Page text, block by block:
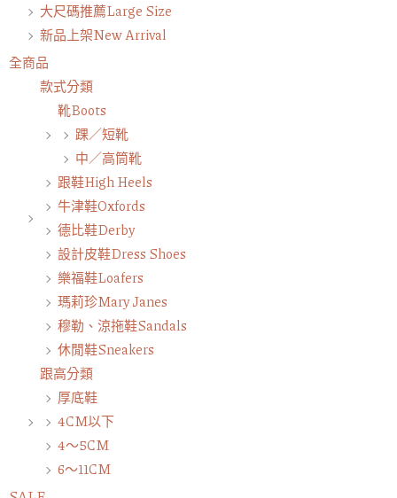
大尺碼推薦Large Size
新品上架New Arrival
全商品
款式分類
靴Boots
踝／短靴
中／高筒靴
跟鞋High Heels
牛津鞋Oxfords
德比鞋Derby
設計皮鞋Dress Shoes
樂福鞋Loafers
瑪莉珍Mary Janes
穆勒、涼拖鞋Sandals
休閒鞋Sneakers
跟高分類
厚底鞋
4CM以下
4～5CM
6～11CM